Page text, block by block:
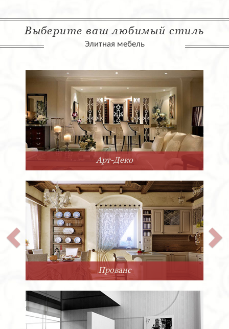
Выберите ваш любимый стиль
Элитная мебель
Арт-Деко
Прованс